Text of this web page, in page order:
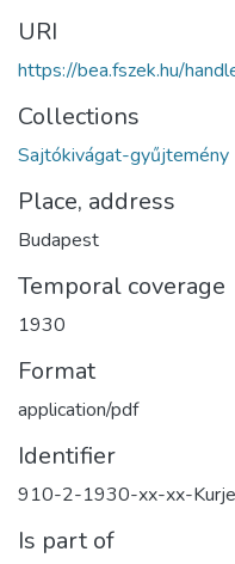
URI
https://bea.fszek.hu/
Collections
Sajtókivágat-gyűjtemény
Place, address
Budapest
Temporal coverage
1930
Format
application/pdf
Identifier
910-2-1930-xx-xx-
Is part of